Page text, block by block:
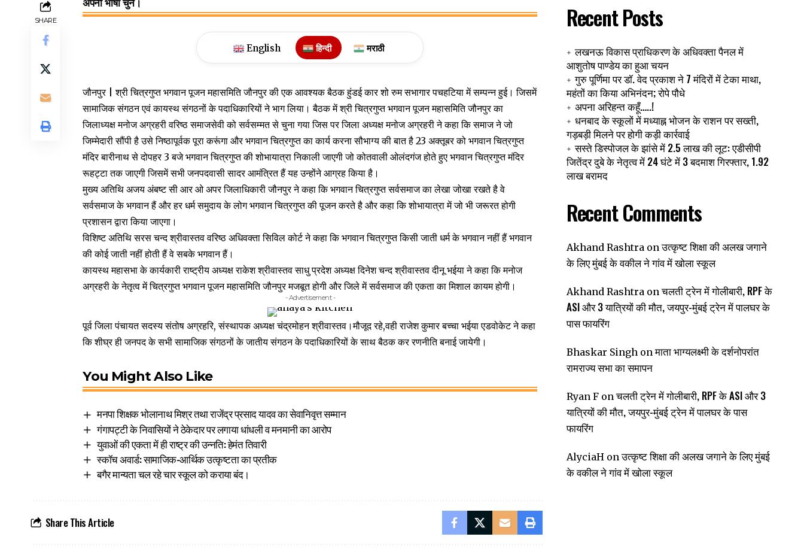
SHARE
अपनी भाषा चुने।
English हिन्दी मराठी
जौनपुर | श्री चित्रगुप्त भगवान पूजन महासमिति जौनपुर की एक आवश्यक बैठक हुंडई कार शो रुम सभागार पचहटिया में सम्पन्न हुई। जिसमें
सामाजिक संगठन एवं कायस्थ संगठनों के पदाधिकारियों ने भाग लिया। बैठक में श्री चित्रगुप्त भगवान पूजन महासमिति जौनपुर का
जिलाध्यक्ष मनोज अग्रहरी वरिष्ठ समाजसेवी को सर्वसम्मत से चुना गया जिस पर जिला अध्यक्ष मनोज अग्रहरी ने कहा कि समाज ने जो
जिम्मेदारी सौंपी है उसे निष्ठापूर्वक पूरा करूंगा और भगवान चित्रगुप्त का कार्य करना सौभाग्य की बात है 23 अक्तूबर को भगवान चित्रगुप्त
मंदिर बारीनाथ से दोपहर 3 बजे भगवान चित्रगुप्त की शोभायात्रा निकाली जाएगी जो कोतवाली ओलंदगंज होते हुए भगवान चित्रगुप्त मंदिर
रूहट्टा तक जाएगी जिसमें सभी जनपदवासी सादर आमंत्रित हैं यह उन्होंने आग्रह किया है।
मुख्य अतिथि अजय अंबष्ट सी आर ओ अपर जिलाधिकारी जौनपुर ने कहा कि भगवान चित्रगुप्त सर्वसमाज का लेखा जोखा रखते है वे
सर्वसमाज के भगवान हैं और हर धर्म समुदाय के लोग भगवान चित्रगुप्त की पूजन करते है और कहा कि शोभायात्रा में जो भी जरूरत होगी
प्रशासन द्वारा किया जाएगा।
विशिष्ट अतिथि सरस चन्द श्रीवास्तव वरिष्ठ अधिवक्ता सिविल कोर्ट ने कहा कि भगवान चित्रगुप्त किसी जाती धर्म के भगवान नहीं हैं भगवान
की कोई जाती नहीं होती हैं वे सबके भगवान हैं।
कायस्थ महासभा के कार्यकारी राष्ट्रीय अध्यक्ष राकेश श्रीवास्तव साधु प्रदेश अध्यक्ष दिनेश चन्द श्रीवास्तव दीनू भईया ने कहा कि मनोज
अग्रहरी के नेतृत्व में चित्रगुप्त भगवान पूजन महासमिति जौनपुर मजबूत होगी और जिले में सर्वसमाज की एकता का मिशाल कायम होगी।
- Advertisement -
पूर्व जिला पंचायत सदस्य संतोष अग्रहरि, संस्थापक अध्यक्ष चंद्रमोहन श्रीवास्तव।मौजूद रहे,वही राजेश कुमार बच्चा भईया एडवोकेट ने कहा
कि शीघ्र ही जनपद के सभी सामाजिक संगठनों के जातीय संगठन के पदाधिकारियों के साथ बैठक कर रणनीति बनाई जायेगी।
You Might Also Like
मनपा शिक्षक भोलानाथ मिश्र तथा राजेंद्र प्रसाद यादव का सेवानिवृत्त सम्मान
गंगापट्टी के निवासियों ने ठेकेदार पर लगाया धांधली व मनमानी का आरोप
युवाओं की एकता में ही राष्ट्र की उन्नति: हेमंत तिवारी
स्कॉच अवार्ड: सामाजिक-आर्थिक उत्कृष्टता का प्रतीक
बगैर मान्यता चल रहे चार स्कूल को कराया बंद।
Share This Article
Recent Posts
लखनऊ विकास प्राधिकरण के अधिवक्ता पैनल में
आशुतोष पाण्डेय का हुआ चयन
गुरु पूर्णिमा पर डॉ. वेद प्रकाश ने 7 मंदिरों में टेका माथा,
महंतों का किया अभिनंदन; रोपे पौधे
अपना अरिहन्त कहूँ…..!
धनबाद के स्कूलों में मध्याह्न भोजन के राशन पर सख्ती,
गड़बड़ी मिलने पर होगी कड़ी कार्रवाई
सस्ते डिस्पोजल के झांसे में 2.5 लाख की लूट: एडीसीपी
जितेंद्र दुबे के नेतृत्व में 24 घंटे में 3 बदमाश गिरफ्तार, 1.92
लाख बरामद
Recent Comments
Akhand Rashtraonउत्कृष्ट शिक्षा की अलख जगाने
के लिए मुंबई के वकील ने गांव में खोला स्कूल
Akhand Rashtraonचलती ट्रेन में गोलीबारी, RPF के
ASI और 3 यात्रियों की मौत, जयपुर-मुंबई ट्रेन में पालघर के
पास फायरिंग
Bhaskar Singhonमाता भाग्यलक्ष्मी के दर्शनोपरांत
रामराज्य सभा का समापन
Ryan Fonचलती ट्रेन में गोलीबारी, RPF के ASI और 3
यात्रियों की मौत, जयपुर-मुंबई ट्रेन में पालघर के पास
फायरिंग
AlyciaHonउत्कृष्ट शिक्षा की अलख जगाने के लिए मुंबई
के वकील ने गांव में खोला स्कूल